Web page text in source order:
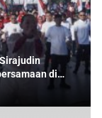
di